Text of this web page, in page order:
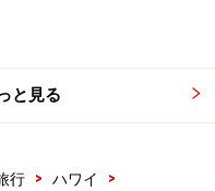
と見る
行 > ハワイ
>